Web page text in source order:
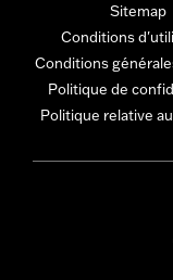
Sitemap
Conditions
Conditions
Politique de
Politique relative